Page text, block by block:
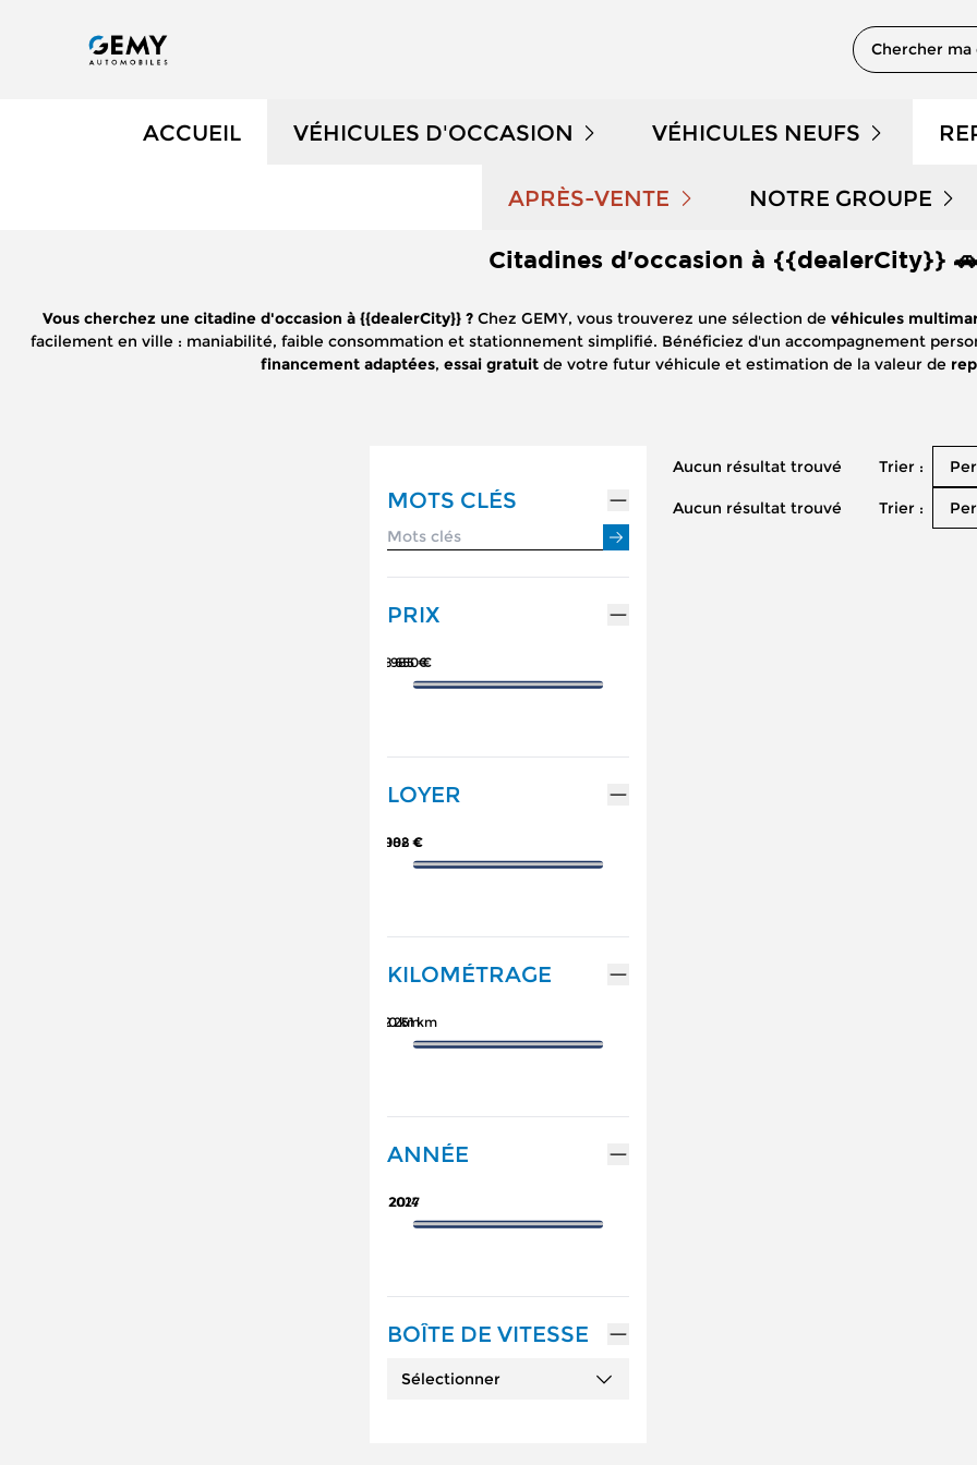
Chercher ma
ACCUEIL VÉHICULES D'OCCASION
NOS OCCASIONS EN STOCK
VÉHICULES DE DÉMONSTRATION
OCCASIONS FAIBLE KILOMÉTRAGE
VÉHICULES NEUFS
NOTRE GAMME PEUGEOT
NOTRE GAMME CITROËN
NOTRE GAMME DS
NOTRE GAMME DACIA
APRÈS-VENTE
PRENDRE RENDEZ-VOUS
NOS OFFRES APRÈS-VENTE
ENTRETIEN VÉHICULE ÉLECTRIQUE
ENTRETIEN VÉHICULE HYBRIDE
NOTRE GROUPE
QUI SOMMES NOUS ?
NOUS REJOINDRE
PARRAINAGE GEMY
ASSURANCES GEMY
Citadines d'occasion à {{dealerCity}} 🚗
Vous cherchez une citadine d'occasion à {{dealerCity}} ? Chez GEMY, vous trouverez une sélection de véhicules
facilement en ville : maniabilité, faible consommation et stationnement simplifié. Bénéficiez d'un accompagnement
financement adaptées, essai gratuit de votre futur véhicule et estimation de la valeur de
MOTS CLÉS
PRIX
5 985 €
78 650 €
LOYER
102 €
988 €
KILOMÉTRAGE
0 km
162 251 km
ANNÉE
2014
2027
BOÎTE DE VITESSE
Sélectionner
Aucun résultat trouvé Trier :
Aucun résultat trouvé Trier :